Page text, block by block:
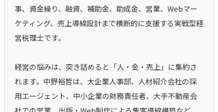
事、資金繰り、融資、補助金、助成金、営業、Webマー
ケティング、売上導線設計まで横断的に支援する実戦型経
営税理士です。
経営の悩みは、突き詰めると「人・金・売上」に集約さ
れます。中野裕哲は、大企業人事部、人材紹介会社の採
用エージェント、中小企業の財務責任者、大手不動産会